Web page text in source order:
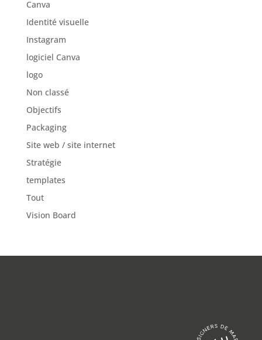
Canva
Identité visuelle
Instagram
logiciel Canva
logo
Non classé
Objectifs
Packaging
Site web / site internet
Stratégie
templates
Tout
Vision Board